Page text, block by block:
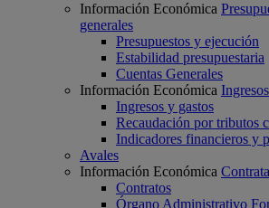
Información Económica
generales
Presupuestos y ejecución
Estabilidad presupuestaria
Cuentas Generales
Información Económica
Ingresos y gastos
Recaudación por tributos
Indicadores financieros y
Avales
Información Económica
Contratos
Órgano Administrativo